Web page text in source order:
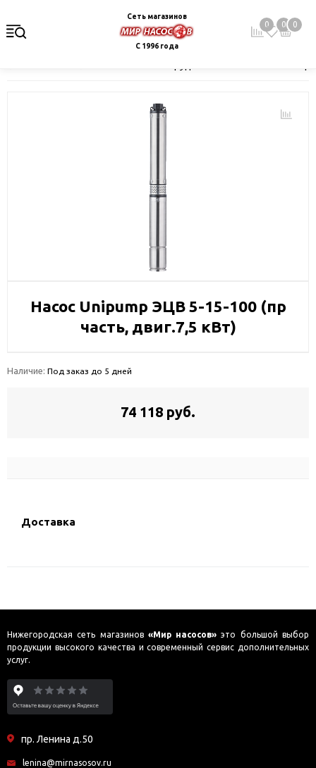
Сеть магазинов
С 1996 года
0 0 0
Насос Unipump ЭЦВ 5-15-100 (пр
часть, двиг.7,5 кВт)
Наличие: Под заказ до 5 дней
74 118 руб.
Доставка
Нижегородская сеть магазинов «Мир насосов» это большой выбор
продукции высокого качества и современный сервис дополнительных
услуг.
пр. Ленина д.50
lenina@mirnasosov.ru